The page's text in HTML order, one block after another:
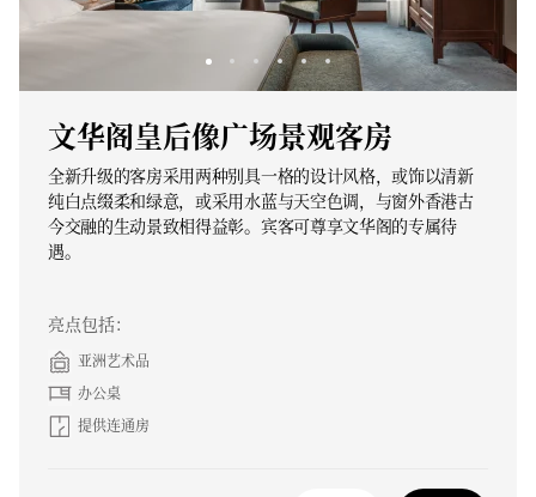
文华阁皇后像广场景观客房
全新升级的客房采用两种别具一格的设计风格，或饰以清新
纯白点缀柔和绿意，或采用水蓝与天空色调，与窗外香港古
今交融的生动景致相得益彰。宾客可尊享文华阁的专属待
遇。
亮点包括：
亚洲艺术品
办公桌
提供连通房